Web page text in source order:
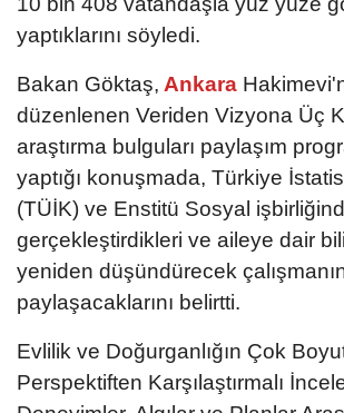
yaptıklarını söyledi.
Bakan Göktaş, Ankara
düzenlenen Veriden Vizyona Üç
araştırma bulguları paylaşım
yaptığı konuşmada, Türkiye
(TÜİK) ve Enstitü Sosyal
gerçekleştirdikleri ve aileye dair
yeniden düşündürecek
paylaşacaklarını belirtti.
Evlilik ve Doğurganlığın Çok
Perspektiften Karşılaştırmalı